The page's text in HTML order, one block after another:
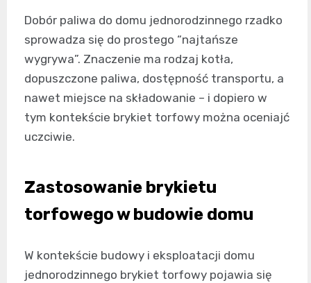
Dobór paliwa do domu jednorodzinnego rzadko
sprowadza się do prostego “najtańsze
wygrywa”. Znaczenie ma rodzaj kotła,
dopuszczone paliwa, dostępność transportu, a
nawet miejsce na składowanie – i dopiero w
tym kontekście brykiet torfowy można oceniajć
uczciwie.
Zastosowanie brykietu
torfowego w budowie domu
W kontekście budowy i eksploatacji domu
jednorodzinnego brykiet torfowy pojawia się